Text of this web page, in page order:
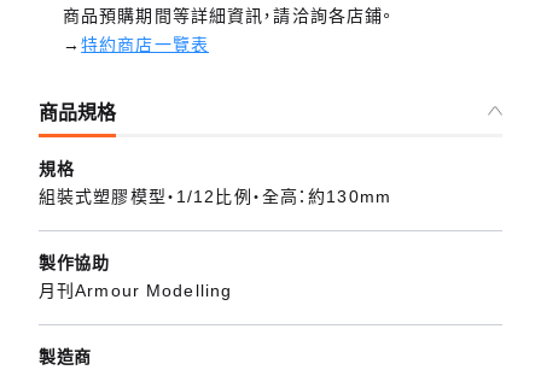
商品預購期間等詳細資訊，請洽詢各店鋪。
→特約商店一覽表
商品規格
規格
組裝式塑膠模型・1/12比例・全高：約130mm
製作協助
月刊Armour Modelling
製造商